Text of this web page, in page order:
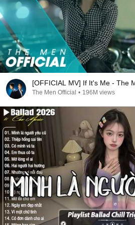
[OFFICIAL MV] If It's Me - The
The Men Official • 196M views